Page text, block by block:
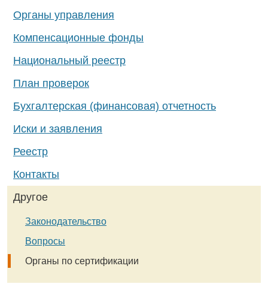
Органы управления
Компенсационные фонды
Национальный реестр
План проверок
Бухгалтерская (финансовая) отчетность
Иски и заявления
Реестр
Контакты
Другое
Законодательство
Вопросы
Органы по сертификации